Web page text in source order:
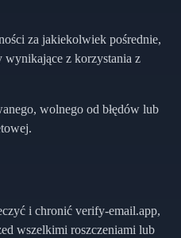
za jakiekolwiek pośrednie,
z korzystania z
wolnego od błędów lub
i chronić verify-email.app,
wszelkimi roszczeniami lub